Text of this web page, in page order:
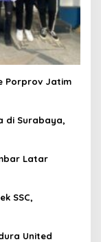
Porprov Jatim
di Surabaya,
Latar
SSC,
United